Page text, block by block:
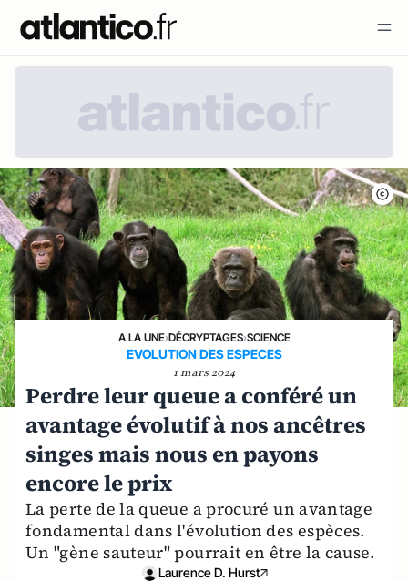
A LA UNE›DÉCRYPTAGES›SCIENCE
EVOLUTION DES ESPECES
1 mars 2024
Perdre leur queue a conféré un
avantage évolutif à nos ancêtres
singes mais nous en payons
encore le prix
La perte de la queue a procuré un avantage
fondamental dans l'évolution des espèces.
Un "gène sauteur" pourrait en être la cause.
Laurence D. Hurst